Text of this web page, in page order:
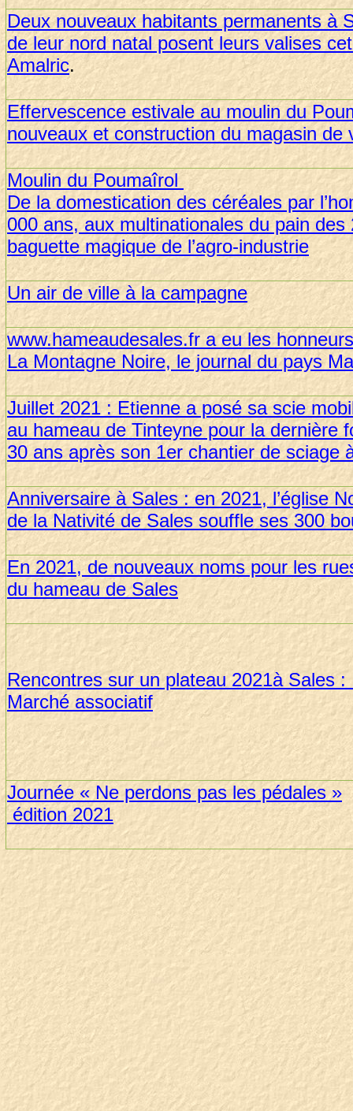
Deux nouveaux habitants permanents à
de leur nord natal posent leurs valises
Amalric.
Effervescence estivale au moulin du
nouveaux et construction du magasin de
Moulin du Poumaîrol
De la domestication des céréales par
000 ans, aux multinationales du pain
baguette magique de l’agro-industrie
Un air de ville à la campagne
www.hameaudesales.fr a eu les
La Montagne Noire, le journal du pays
Juillet 2021 : Etienne a posé sa scie
au hameau de Tinteyne pour la
30 ans après son 1er chantier de sciage
Anniversaire à Sales : en 2021, l’église
de la Nativité de Sales souffle ses 300
En 2021, de nouveaux noms pour les
du hameau de Sales
Rencontres sur un plateau 2021à Sales
Marché associatif
Journée « Ne perdons pas les pédales »
édition 2021